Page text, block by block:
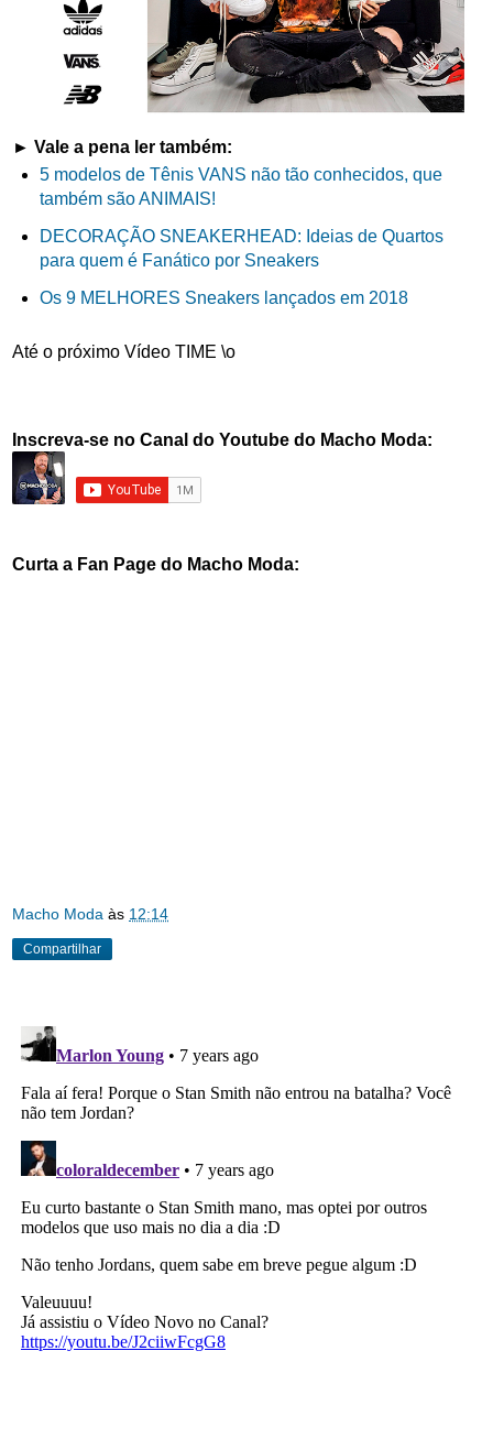
► Vale a pena ler também:
5 modelos de Tênis VANS não tão conhecidos, que
também são ANIMAIS!
DECORAÇÃO SNEAKERHEAD: Ideias de Quartos
para quem é Fanático por Sneakers
Os 9 MELHORES Sneakers lançados em 2018
Até o próximo Vídeo TIME \o
Inscreva-se no Canal do Youtube do Macho Moda:
Curta a Fan Page do Macho Moda:
Macho Moda às 12:14
Compartilhar